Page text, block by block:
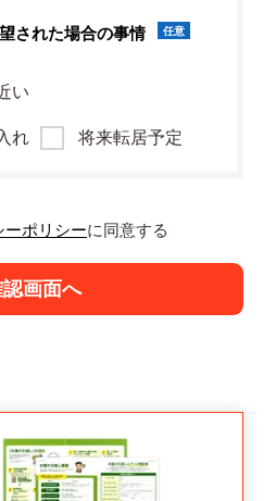
された場合の事情 任意
い
れ 将来転居予定
ーポリシーに同意する
画面へ